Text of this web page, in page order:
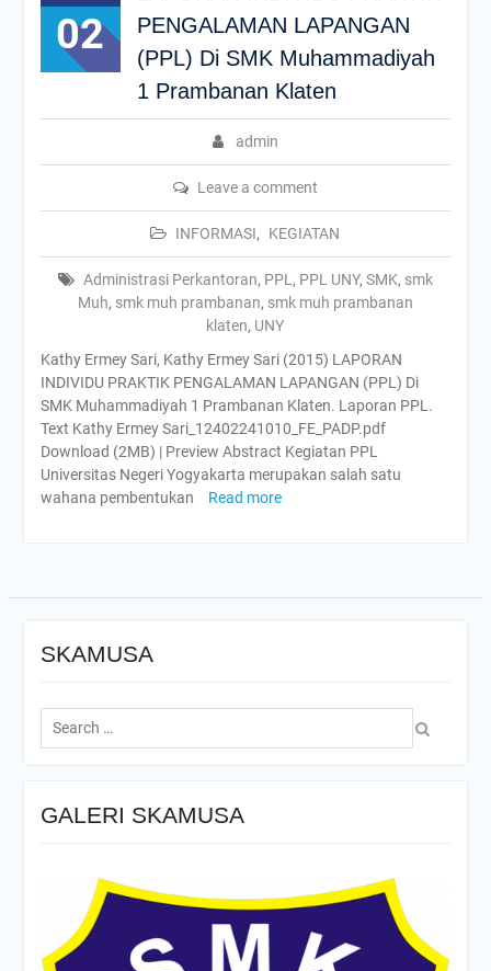
02
PENGALAMAN LAPANGAN
(PPL) Di SMK Muhammadiyah
1 Prambanan Klaten
admin
Leave a comment
INFORMASI, KEGIATAN
Administrasi Perkantoran, PPL , PPL UNY, SMK, smk
Muh, smk muh prambanan, smk muh prambanan
klaten, UNY
Kathy Ermey Sari, Kathy Ermey Sari (2015) LAPORAN
INDIVIDU PRAKTIK PENGALAMAN LAPANGAN (PPL) Di
SMK Muhammadiyah 1 Prambanan Klaten. Laporan PPL.
Text Kathy Ermey Sari_12402241010_FE_PADP.pdf
Download (2MB) | Preview Abstract Kegiatan PPL
Universitas Negeri Yogyakarta merupakan salah satu
wahana pembentukan
Read more
SKAMUSA
Search
for:
GALERI SKAMUSA